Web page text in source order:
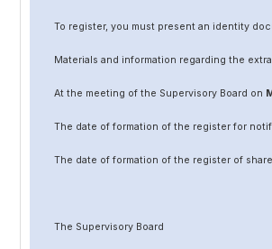
To register, you must present an identity
Materials and information regarding the
At the meeting of the Supervisory Board on
The date of formation of the register for
The date of formation of the register of
The Supervisory Board